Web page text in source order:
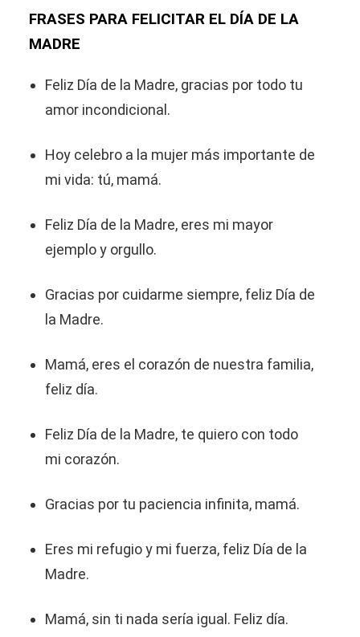
FRASES PARA FELICITAR EL DÍA DE LA
MADRE
Feliz Día de la Madre, gracias por todo tu
amor incondicional.
Hoy celebro a la mujer más importante de
mi vida: tú, mamá.
Feliz Día de la Madre, eres mi mayor
ejemplo y orgullo.
Gracias por cuidarme siempre, feliz Día de
la Madre.
Mamá, eres el corazón de nuestra familia,
feliz día.
Feliz Día de la Madre, te quiero con todo
mi corazón.
Gracias por tu paciencia infinita, mamá.
Eres mi refugio y mi fuerza, feliz Día de la
Madre.
Mamá, sin ti nada sería igual. Feliz día.